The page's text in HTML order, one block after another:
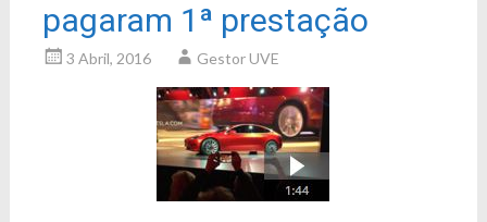
pagaram 1ª prestação
3 Abril, 2016 Gestor UVE